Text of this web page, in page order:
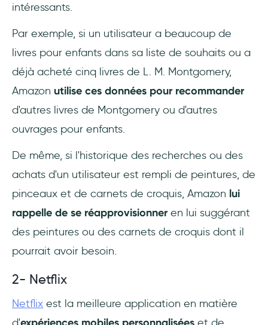
intéressants.
Par exemple, si un utilisateur a beaucoup de
livres pour enfants dans sa liste de souhaits ou a
déjà acheté cinq livres de L. M. Montgomery,
Amazon utilise ces données pour recommander
d'autres livres de Montgomery ou d'autres
ouvrages pour enfants.
De même, si l'historique des recherches ou des
achats d'un utilisateur est rempli de peintures, de
pinceaux et de carnets de croquis, Amazon lui
rappelle de se réapprovisionneren lui suggérant
des peintures ou des carnets de croquis dont il
pourrait avoir besoin.
2- Netflix
Netflix est la meilleure application en matière